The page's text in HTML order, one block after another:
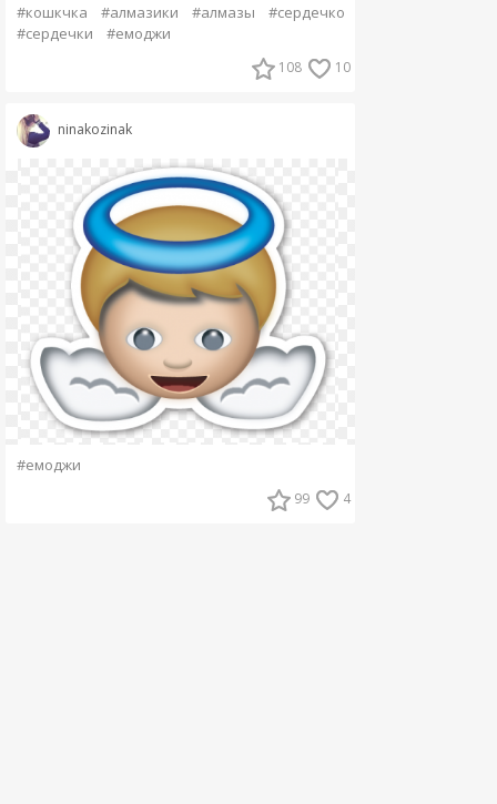
#кошкчка #алмазики #алмазы
#сердечко
#сердечки
#емоджи
108 10
ninakozinak
#емоджи
99 4